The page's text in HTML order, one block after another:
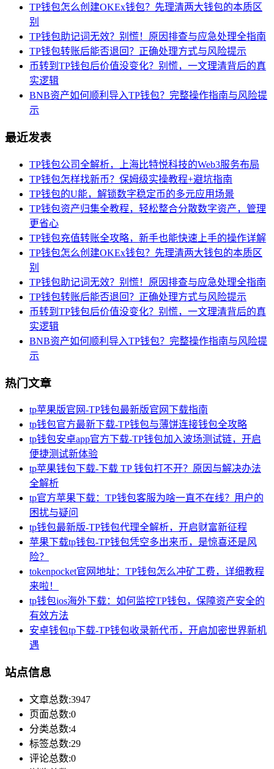
TP钱包怎么创建OKEx钱包？先理清两大钱包的本质区
别
TP钱包助记词无效？别慌！原因排查与应急处理全指南
TP钱包转账后能否退回？正确处理方式与风险提示
币转到TP钱包后价值没变化？别慌，一文理清背后的真
实逻辑
BNB资产如何顺利导入TP钱包？完整操作指南与风险提
示
最近发表
TP钱包公司全解析，上海比特悦科技的Web3服务布局
TP钱包怎样找新币？保姆级实操教程+避坑指南
TP钱包的U能，解锁数字稳定币的多元应用场景
TP钱包资产归集全教程，轻松整合分散数字资产，管理
更省心
TP钱包充值转账全攻略，新手也能快速上手的操作详解
TP钱包怎么创建OKEx钱包？先理清两大钱包的本质区
别
TP钱包助记词无效？别慌！原因排查与应急处理全指南
TP钱包转账后能否退回？正确处理方式与风险提示
币转到TP钱包后价值没变化？别慌，一文理清背后的真
实逻辑
BNB资产如何顺利导入TP钱包？完整操作指南与风险提
示
热门文章
tp苹果版官网-TP钱包最新版官网下载指南
tp钱包官方最新下载-TP钱包与薄饼连接钱包全攻略
tp钱包安卓app官方下载-TP钱包加入波场测试链，开启
便捷测试新体验
tp苹果钱包下载-下载 TP 钱包打不开？原因与解决办法
全解析
tp官方苹果下载：TP钱包客服为啥一直不在线？用户的
困扰与疑问
tp钱包最新版-TP钱包代理全解析，开启财富新征程
苹果下载tp钱包-TP钱包凭空多出来币，是惊喜还是风
险？
tokenpocket官网地址：TP钱包怎么冲矿工费，详细教程
来啦！
tp钱包ios海外下载：如何监控TP钱包，保障资产安全的
有效方法
安卓钱包tp下载-TP钱包收录新代币，开启加密世界新机
遇
站点信息
文章总数:3947
页面总数:0
分类总数:4
标签总数:29
评论总数:0